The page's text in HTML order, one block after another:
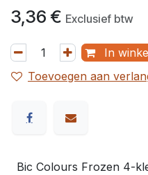
3,36 € Exclusief btw
In
Toevoegen aan
Bic Colours Frozen 4-